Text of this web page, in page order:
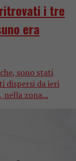
ritrovati i tre
era
sono stati
dispersi da ieri
nella zona...